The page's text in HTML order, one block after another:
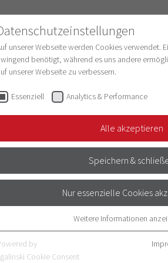
Struktur &
BADEN-
(MWK)
Baden-Württemberg (MWK)
unserer Webseite werden Cookies verwendet.
benötigt, während es uns andere
unserer Webseite zu verbessern.
Essenziell Analytics & Performance
Alle akzeptieren
Speichern &
Nur essenzielle Cookies
Essenzielle Cookies werden für grundlegende
benötigt. Dadurch ist gewährleistet, dass die
Weitere Informationen
by
Cookie Consent